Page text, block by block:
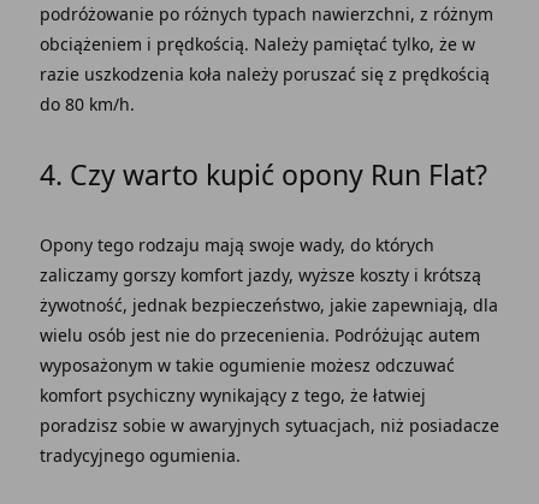
podróżowanie po różnych typach nawierzchni, z różnym
obciążeniem i prędkością. Należy pamiętać tylko, że w
razie uszkodzenia koła należy poruszać się z prędkością
do 80 km/h.
4. Czy warto kupić opony Run Flat?
Opony tego rodzaju mają swoje wady, do których
zaliczamy gorszy komfort jazdy, wyższe koszty i krótszą
żywotność, jednak bezpieczeństwo, jakie zapewniają, dla
wielu osób jest nie do przecenienia. Podróżując autem
wyposażonym w takie ogumienie możesz odczuwać
komfort psychiczny wynikający z tego, że łatwiej
poradzisz sobie w awaryjnych sytuacjach, niż posiadacze
tradycyjnego ogumienia.